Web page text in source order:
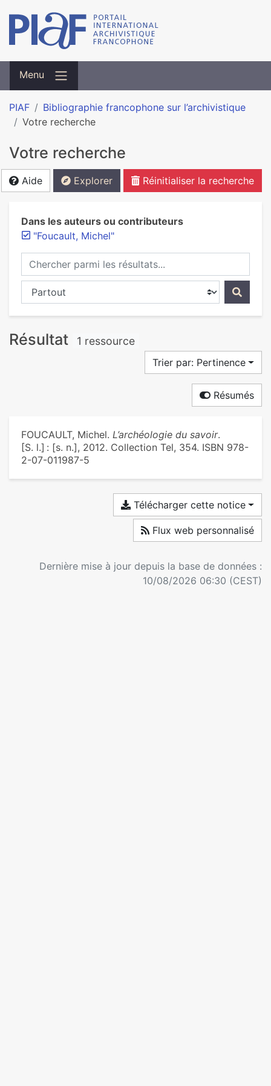
Menu
PIAF
Bibliographie francophone sur l’archivistique
Votre recherche
Votre recherche
Aide Explorer Réinitialiser la recherche
Dans les auteurs ou contributeurs
"Foucault, Michel"
Chercher parmi les résultats...
Chercher dans...
Résultat 1 ressource
Trier par: Pertinence
Résumés
FOUCAULT, Michel. L’archéologie du savoir.
[S. l.] : [s. n.], 2012. Collection Tel, 354. ISBN 978-
2-07-011987-5
Télécharger cette notice
Flux web personnalisé
Dernière mise à jour depuis la base de données :
10/08/2026 06:30 (CEST)